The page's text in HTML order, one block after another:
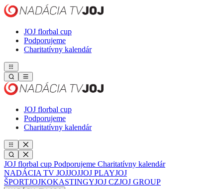
JOJ florbal cup
Podporujeme
Charitatívny kalendár
JOJ florbal cup
Podporujeme
Charitatívny kalendár
JOJ florbal cup Podporujeme Charitatívny kalendár
NADÁCIA TV JOJJOJJOJ PLAYJOJ
ŠPORTJOJKOKASTINGYJOJ CZJOJ GROUP